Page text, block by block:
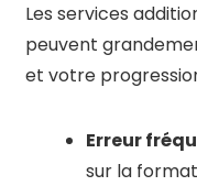
Les services
peuvent
et votre
Erreur
sur la